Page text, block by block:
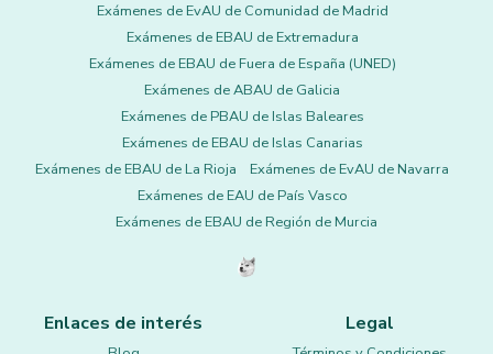
Exámenes de EvAU de Comunidad de Madrid
Exámenes de EBAU de Extremadura
Exámenes de EBAU de Fuera de España (UNED)
Exámenes de ABAU de Galicia
Exámenes de PBAU de Islas Baleares
Exámenes de EBAU de Islas Canarias
Exámenes de EBAU de La Rioja
Exámenes de EvAU de Navarra
Exámenes de EAU de País Vasco
Exámenes de EBAU de Región de Murcia
Enlaces de interés Legal